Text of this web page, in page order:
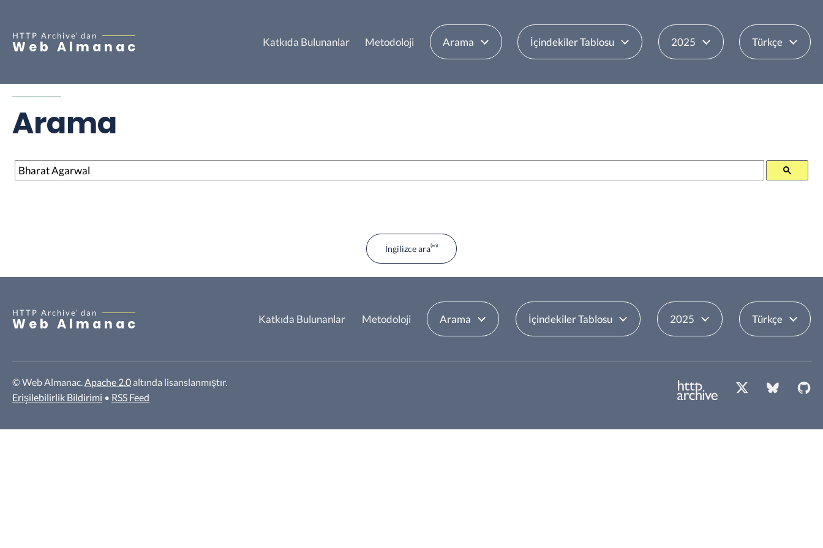
HTTP Archive’ dan
Web Almanac Katkıda Bulunanlar Metodoloji Arama İçindekiler Tablosu 2025 Türkçe
Arama
Arama
İngilizce ara
HTTP Archive’ dan
Web Almanac Katkıda Bulunanlar Metodoloji Arama İçindekiler Tablosu 2025 Türkçe
© Web Almanac.Apache 2.0altında lisanslanmıştır.
Erişilebilirlik Bildirimi • RSS Feed